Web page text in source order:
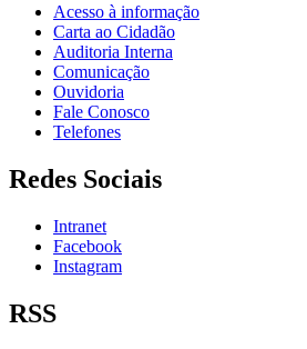
Acesso à informação
Carta ao Cidadão
Auditoria Interna
Comunicação
Ouvidoria
Fale Conosco
Telefones
Redes Sociais
Intranet
Facebook
Instagram
RSS